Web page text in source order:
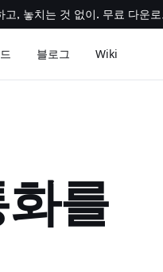
, 놓치는 것 없이. 무료 다운
블로그 Wiki
를